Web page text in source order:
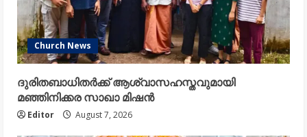
Church News
ദുരിതബാധിതർക്ക് ആശ്വാസഹസ്തവുമായി
മഞ്ഞിനിക്കര സാഖാ മിഷൻ
Editor August 7, 2026